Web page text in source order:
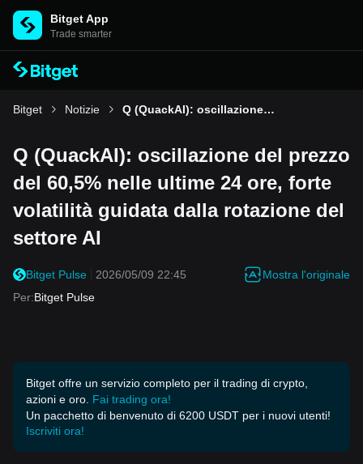
Bitget App
Trade smarter
Bitget Notizie Q (QuackAI): oscillazione del prezzo del 60,5% nelle ultime 24 ore, forte volatilità guidata dalla rotazione del settore AI
Q (QuackAI): oscillazione del prezzo
del 60,5% nelle ultime 24 ore, forte
volatilità guidata dalla rotazione del
settore AI
Bitget Pulse 2026/05/09 22:45
Mostra l'originale
Per:Bitget Pulse
Bitget offre un servizio completo per il trading di crypto,
azioni e oro. Fai trading ora!
Un pacchetto di benvenuto di 6200 USDT per i nuovi utenti!
Iscriviti ora!